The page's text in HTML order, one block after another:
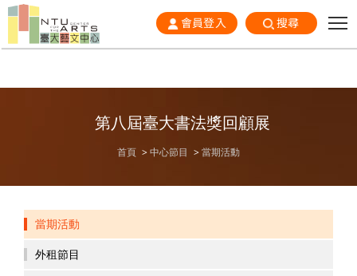
會員登入 搜尋
第八屆臺大書法獎回顧展
首頁 中心節目 當期活動
當期活動
外租節目